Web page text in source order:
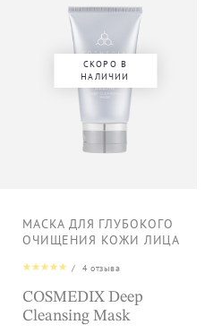
СКОРО В
НАЛИЧИИ
МАСКА ДЛЯ ГЛУБОКОГО
ОЧИЩЕНИЯ КОЖИ ЛИЦА
/ 4отзыва
COSMEDIX Deep
Cleansing Mask